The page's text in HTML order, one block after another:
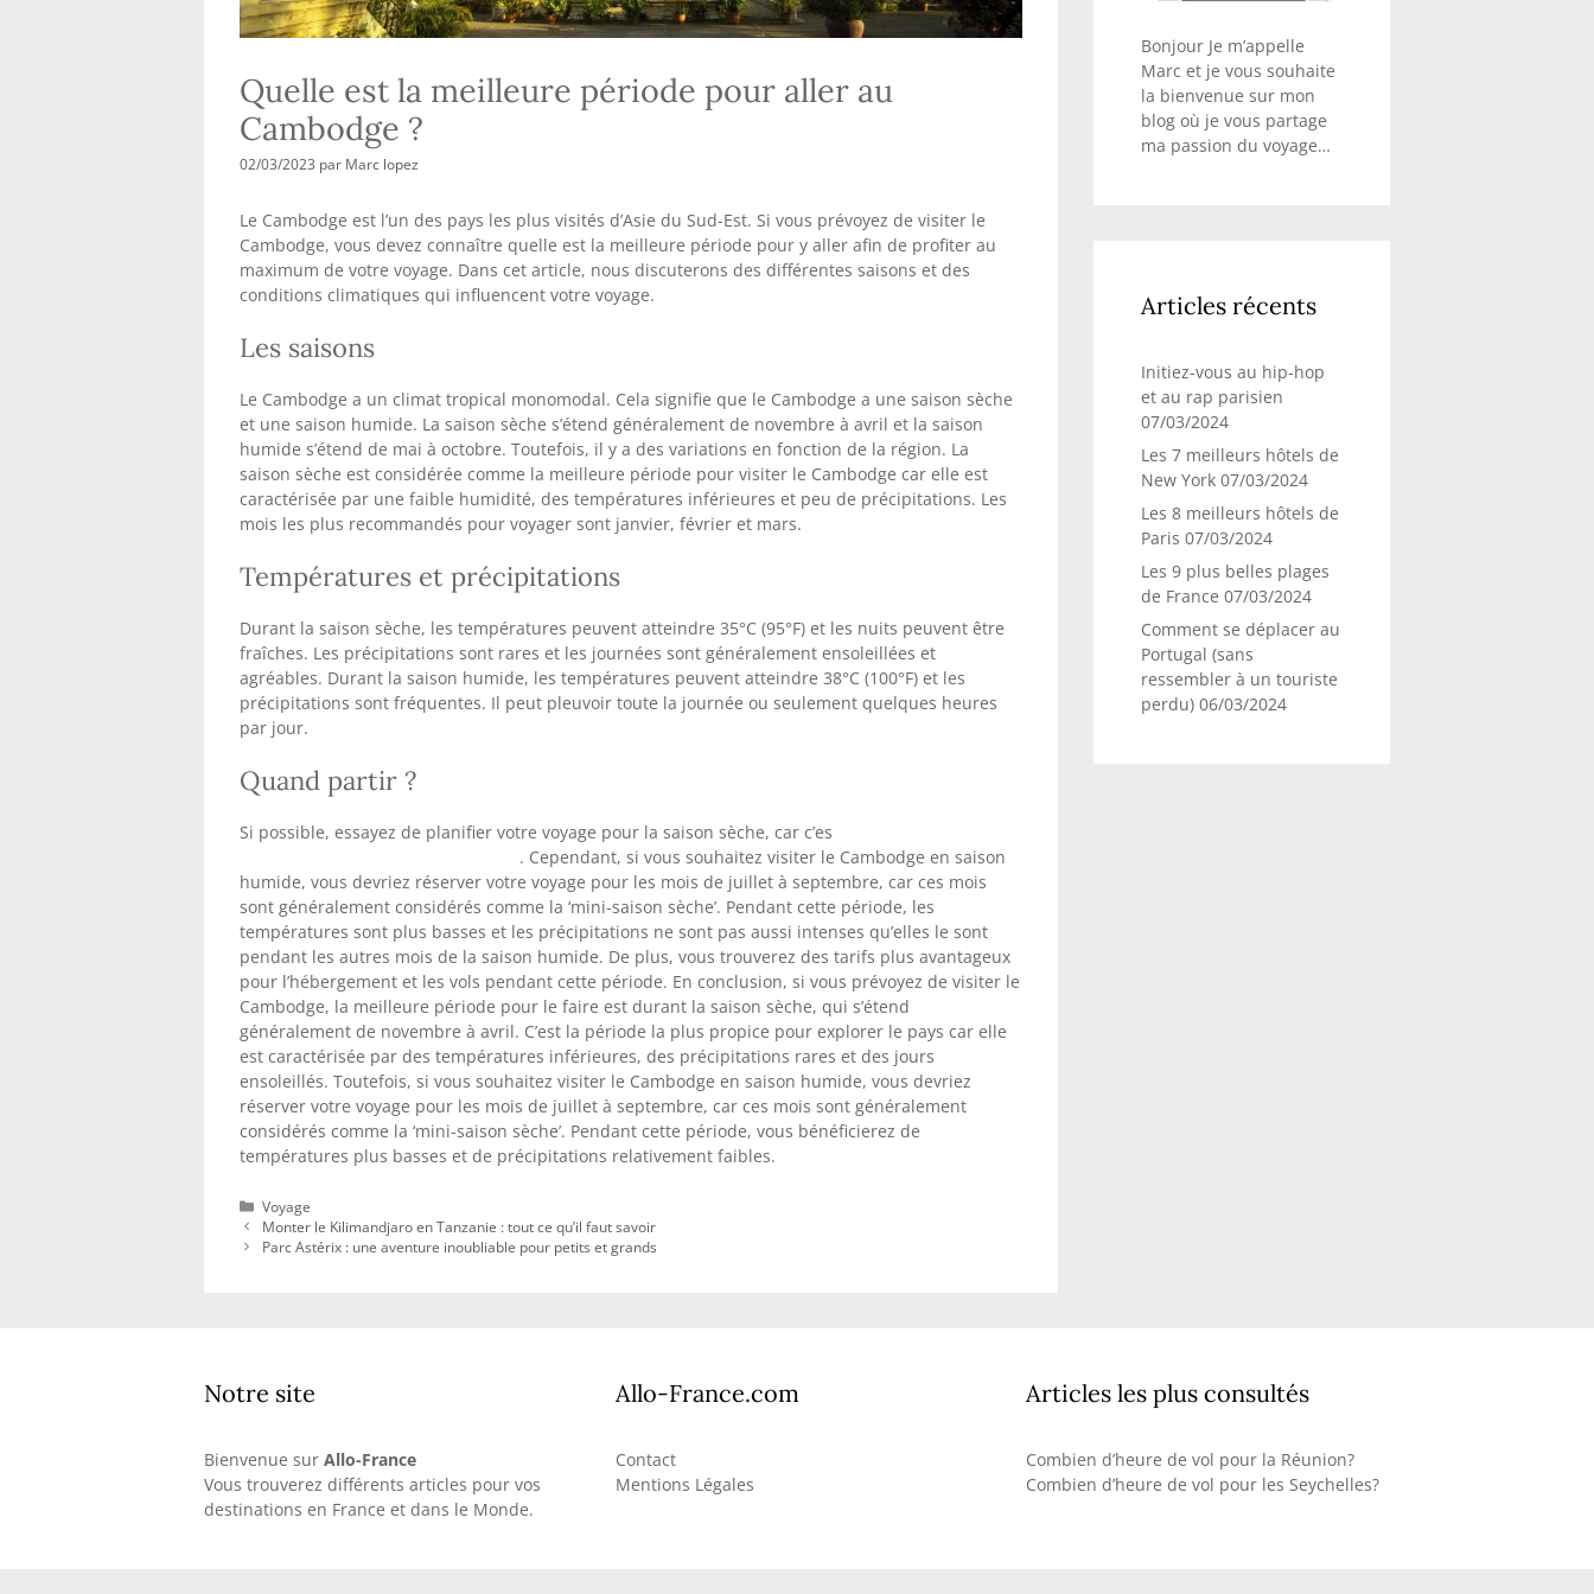
Quelle est la meilleure période pour aller au
Cambodge ?
02/03/2023 par Marc lopez
Le Cambodge est l’un des pays les plus visités d’Asie du Sud-Est. Si vous prévoyez de visiter le
Cambodge, vous devez connaître quelle est la meilleure période pour y aller afin de profiter au
maximum de votre voyage. Dans cet article, nous discuterons des différentes saisons et des
conditions climatiques qui influencent votre voyage.
Les saisons
Le Cambodge a un climat tropical monomodal. Cela signifie que le Cambodge a une saison sèche
et une saison humide. La saison sèche s’étend généralement de novembre à avril et la saison
humide s’étend de mai à octobre. Toutefois, il y a des variations en fonction de la région. La
saison sèche est considérée comme la meilleure période pour visiter le Cambodge car elle est
caractérisée par une faible humidité, des températures inférieures et peu de précipitations. Les
mois les plus recommandés pour voyager sont janvier, février et mars.
Températures et précipitations
Durant la saison sèche, les températures peuvent atteindre 35°C (95°F) et les nuits peuvent être
fraîches. Les précipitations sont rares et les journées sont généralement ensoleillées et
agréables. Durant la saison humide, les températures peuvent atteindre 38°C (100°F) et les
précipitations sont fréquentes. Il peut pleuvoir toute la journée ou seulement quelques heures
par jour.
Quand partir ?
Si possible, essayez de planifier votre voyage pour la saison sèche, car c’es
. Cependant, si vous souhaitez visiter le Cambodge en saison
humide, vous devriez réserver votre voyage pour les mois de juillet à septembre, car ces mois
sont généralement considérés comme la ‘mini-saison sèche’. Pendant cette période, les
températures sont plus basses et les précipitations ne sont pas aussi intenses qu’elles le sont
pendant les autres mois de la saison humide. De plus, vous trouverez des tarifs plus avantageux
pour l’hébergement et les vols pendant cette période. En conclusion, si vous prévoyez de visiter le
Cambodge, la meilleure période pour le faire est durant la saison sèche, qui s’étend
généralement de novembre à avril. C’est la période la plus propice pour explorer le pays car elle
est caractérisée par des températures inférieures, des précipitations rares et des jours
ensoleillés. Toutefois, si vous souhaitez visiter le Cambodge en saison humide, vous devriez
réserver votre voyage pour les mois de juillet à septembre, car ces mois sont généralement
considérés comme la ‘mini-saison sèche’. Pendant cette période, vous bénéficierez de
températures plus basses et de précipitations relativement faibles.
Catégories
Voyage
Monter le Kilimandjaro en Tanzanie : tout ce qu’il faut savoir
Parc Astérix : une aventure inoubliable pour petits et grands
Bonjour Je m’appelle
Marc et je vous souhaite
la bienvenue sur mon
blog où je vous partage
ma passion du voyage…
Articles récents
Initiez-vous au hip-hop
et au rap parisien
07/03/2024
Les 7 meilleurs hôtels de
New York 07/03/2024
Les 8 meilleurs hôtels de
Paris 07/03/2024
Les 9 plus belles plages
de France 07/03/2024
Comment se déplacer au
Portugal (sans
ressembler à un touriste
perdu) 06/03/2024
Notre site
Bienvenue sur Allo-France
Vous trouverez différents articles pour vos
destinations en France et dans le Monde.
Allo-France.com
Contact
Mentions Légales
Articles les plus consultés
Combien d’heure de vol pour la Réunion?
Combien d’heure de vol pour les Seychelles?